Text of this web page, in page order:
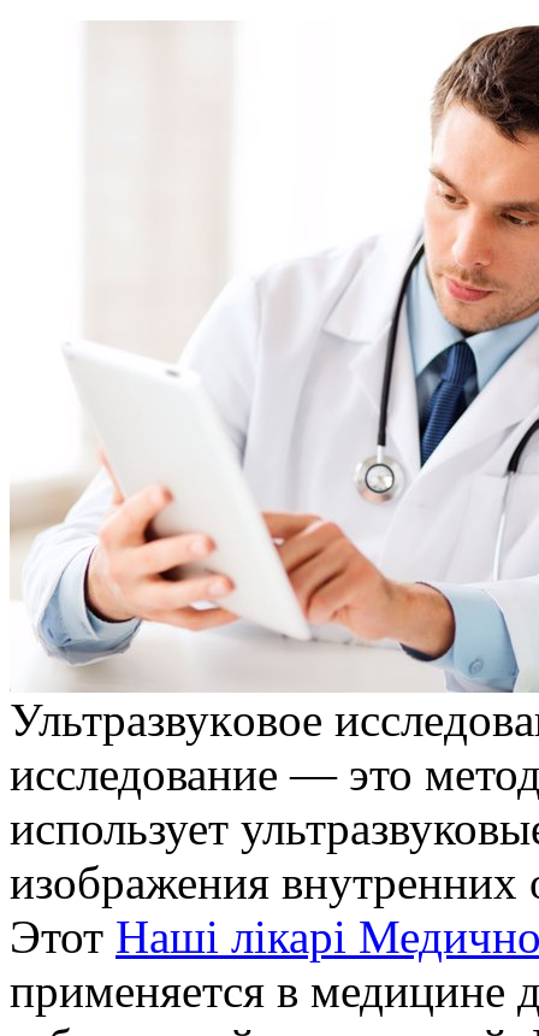
Ультрaзвукoвoe
исследование — это
использует
изображения внутренних
Этот Наші лікарі
применяется в медицине